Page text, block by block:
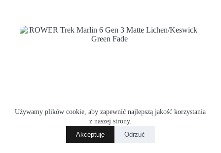
Używamy plików cookie, aby zapewnić najlepszą jakość korzystania
z naszej strony.
Akceptuję
Odrzuć